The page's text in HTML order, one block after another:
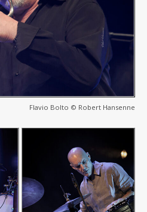
Flavio Bolto © Robert Hansenne